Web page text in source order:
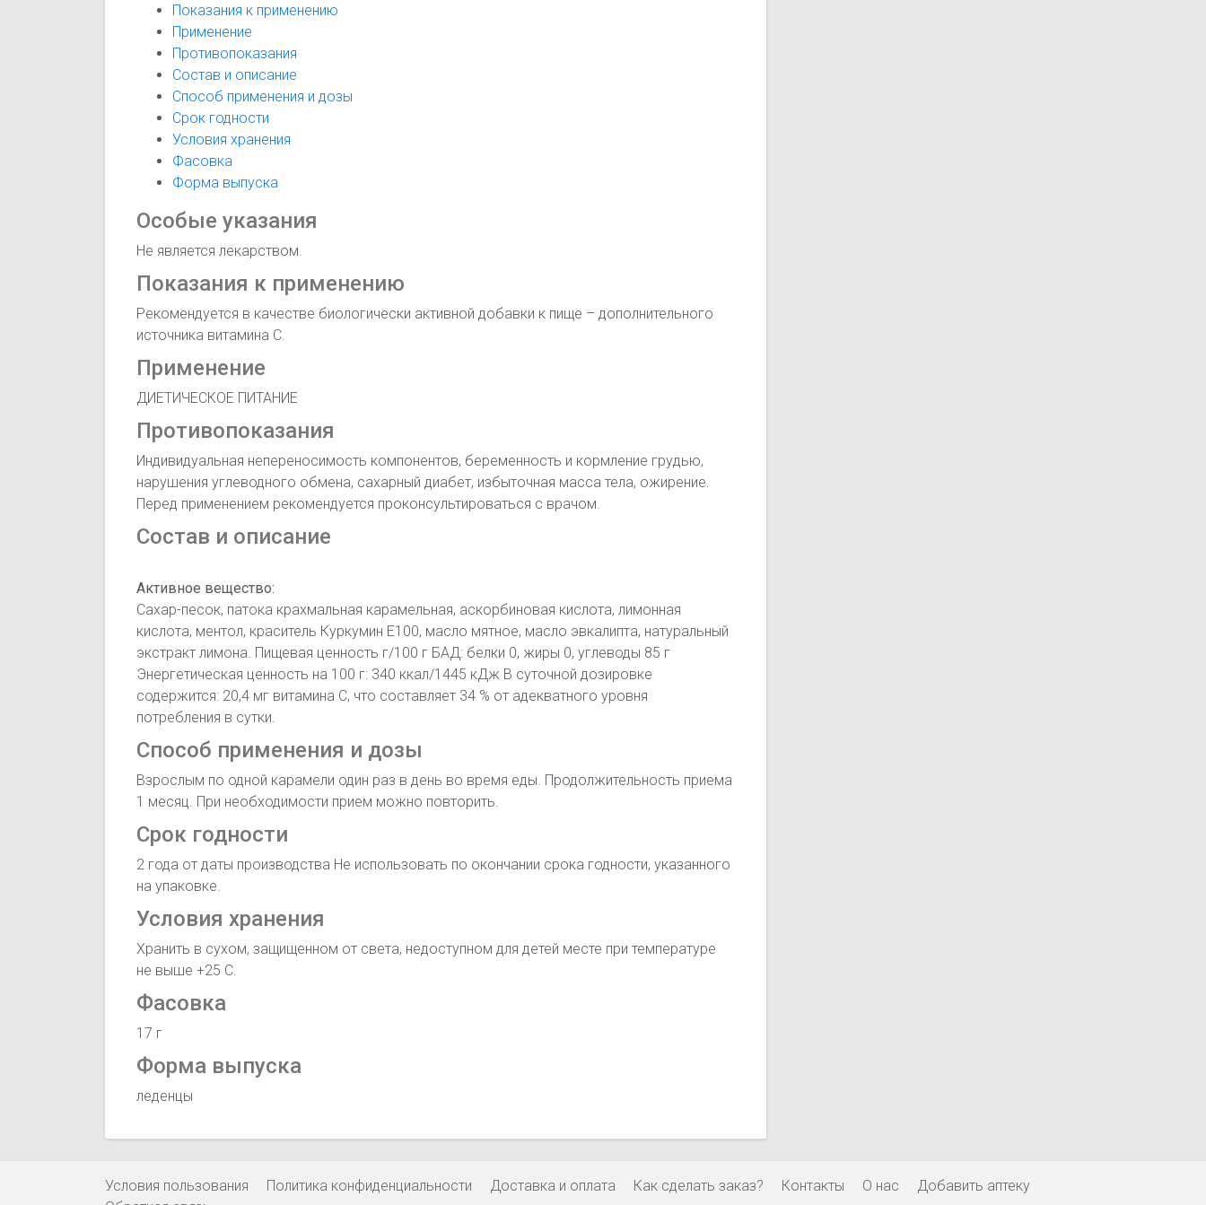
Показания к применению
Применение
Противопоказания
Состав и описание
Способ применения и дозы
Срок годности
Условия хранения
Фасовка
Форма выпуска
Особые указания
Не является лекарством.
Показания к применению
Рекомендуется в качестве биологически активной добавки к пище – дополнительного
источника витамина С.
Применение
ДИЕТИЧЕСКОЕ ПИТАНИЕ
Противопоказания
Индивидуальная непереносимость компонентов, беременность и кормление грудью,
нарушения углеводного обмена, сахарный диабет, избыточная масса тела, ожирение.
Перед применением рекомендуется проконсультироваться с врачом.
Состав и описание
Активное вещество:
Сахар-песок, патока крахмальная карамельная, аскорбиновая кислота, лимонная
кислота, ментол, краситель Куркумин Е100, масло мятное, масло эвкалипта, натуральный
экстракт лимона. Пищевая ценность г/100 г БАД: белки 0, жиры 0, углеводы 85 г
Энергетическая ценность на 100 г: 340 ккал/1445 кДж В суточной дозировке
содержится: 20,4 мг витамина С, что составляет 34 % от адекватного уровня
потребления в сутки.
Способ применения и дозы
Взрослым по одной карамели один раз в день во время еды. Продолжительность приема
1 месяц. При необходимости прием можно повторить.
Срок годности
2 года от даты производства Не использовать по окончании срока годности, указанного
на упаковке.
Условия хранения
Хранить в сухом, защищенном от света, недоступном для детей месте при температуре
не выше +25 С.
Фасовка
17 г
Форма выпуска
леденцы
Условия пользования Политика конфиденциальности Доставка и оплата Как сделать заказ? Контакты О нас
Добавить аптеку